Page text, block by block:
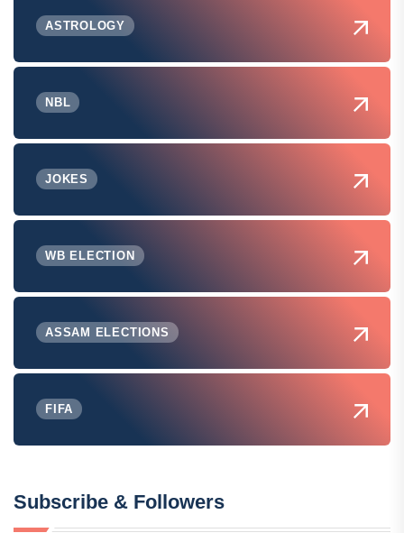
ASTROLOGY
NBL
JOKES
WB ELECTION
ASSAM ELECTIONS
FIFA
Subscribe & Followers